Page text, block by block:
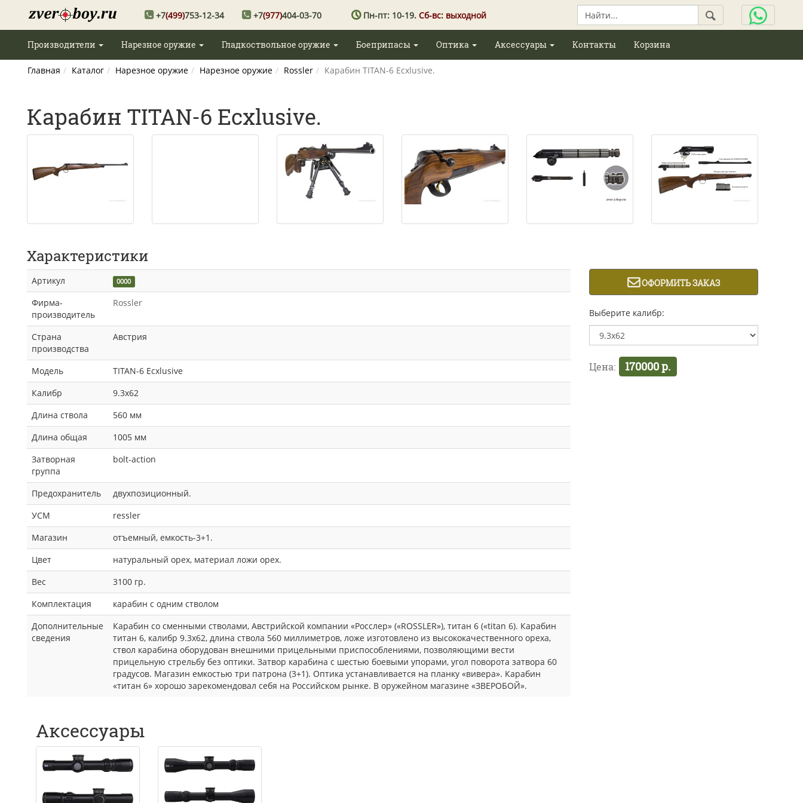
+7(499)753-12-34 +7(977)404-03-70 Пн-пт: 10-19. Сб-вс: выходной
Производители Нарезное оружие Гладкоствольное оружие Боеприпасы Оптика Аксессуары Контакты Корзина
Главная Каталог Нарезное оружие Нарезное оружие Rossler Карабин TITAN-6 Ecxlusive.
Карабин TITAN-6 Ecxlusive.
Характеристики
Артикул 0000
Фирма-
производитель
Rossler
Страна
производства
Австрия
Модель
TITAN-6 Ecxlusive
Калибр
9.3x62
Длина ствола
560 мм
Длина общая
1005 мм
Затворная
группа
bolt-action
Предохранитель
двухпозиционный.
УСМ
ressler
Магазин
отъемный, емкость-3+1.
Цвет
натуральный орех, материал ложи орех.
Вес
3100 гр.
Комплектация
карабин с одним стволом
Дополнительные
сведения
Карабин со сменными стволами, Австрийской компании «Росслер» («ROSSLER»), титан 6 («titan 6). Карабин
титан 6, калибр 9.3x62, длина ствола 560 миллиметров, ложе изготовлено из высококачественного ореха,
ствол карабина оборудован внешними прицельными приспособлениями, позволяющими вести
прицельную стрельбу без оптики. Затвор карабина с шестью боевыми упорами, угол поворота затвора 60
градусов. Магазин емкостью три патрона (3+1). Оптика устанавливается на планку «вивера». Карабин
«титан 6» хорошо зарекомендовал себя на Российском рынке. В оружейном магазине «ЗВЕРОБОЙ».
ОФОРМИТЬ ЗАКАЗ
Выберите калибр:
Цена: 170000 р.
Аксессуары